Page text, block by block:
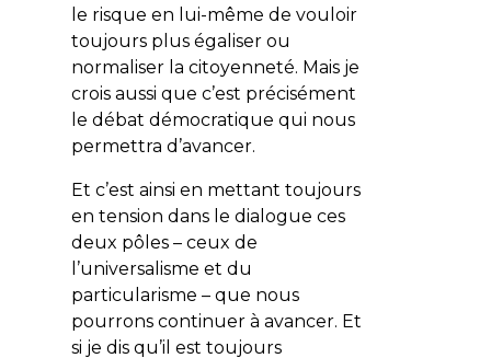
le risque en lui-même de vouloir
toujours plus égaliser ou
normaliser la citoyenneté. Mais je
crois aussi que c’est précisément
le débat démocratique qui nous
permettra d’avancer.
Et c’est ainsi en mettant toujours
en tension dans le dialogue ces
deux pôles – ceux de
l’universalisme et du
particularisme – que nous
pourrons continuer à avancer. Et
si je dis qu’il est toujours